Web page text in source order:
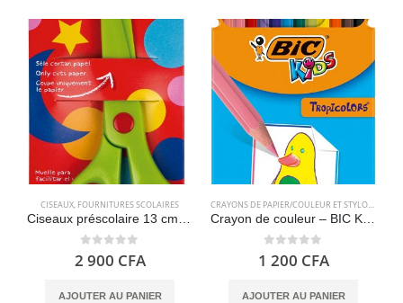
CISEAUX, FOURNITURES SCOLAIRES
Ciseaux préscolaire 13 cm – APLI Kids 12815
0 out of 5
2 900 CFA
AJOUTER AU PANIER
CRAYONS DE PAPIER/COULEUR ET STYLOS,
Crayon de couleur – BIC Kids Tropicolors 12
0 out of 5
1 200 CFA
AJOUTER AU PANIER